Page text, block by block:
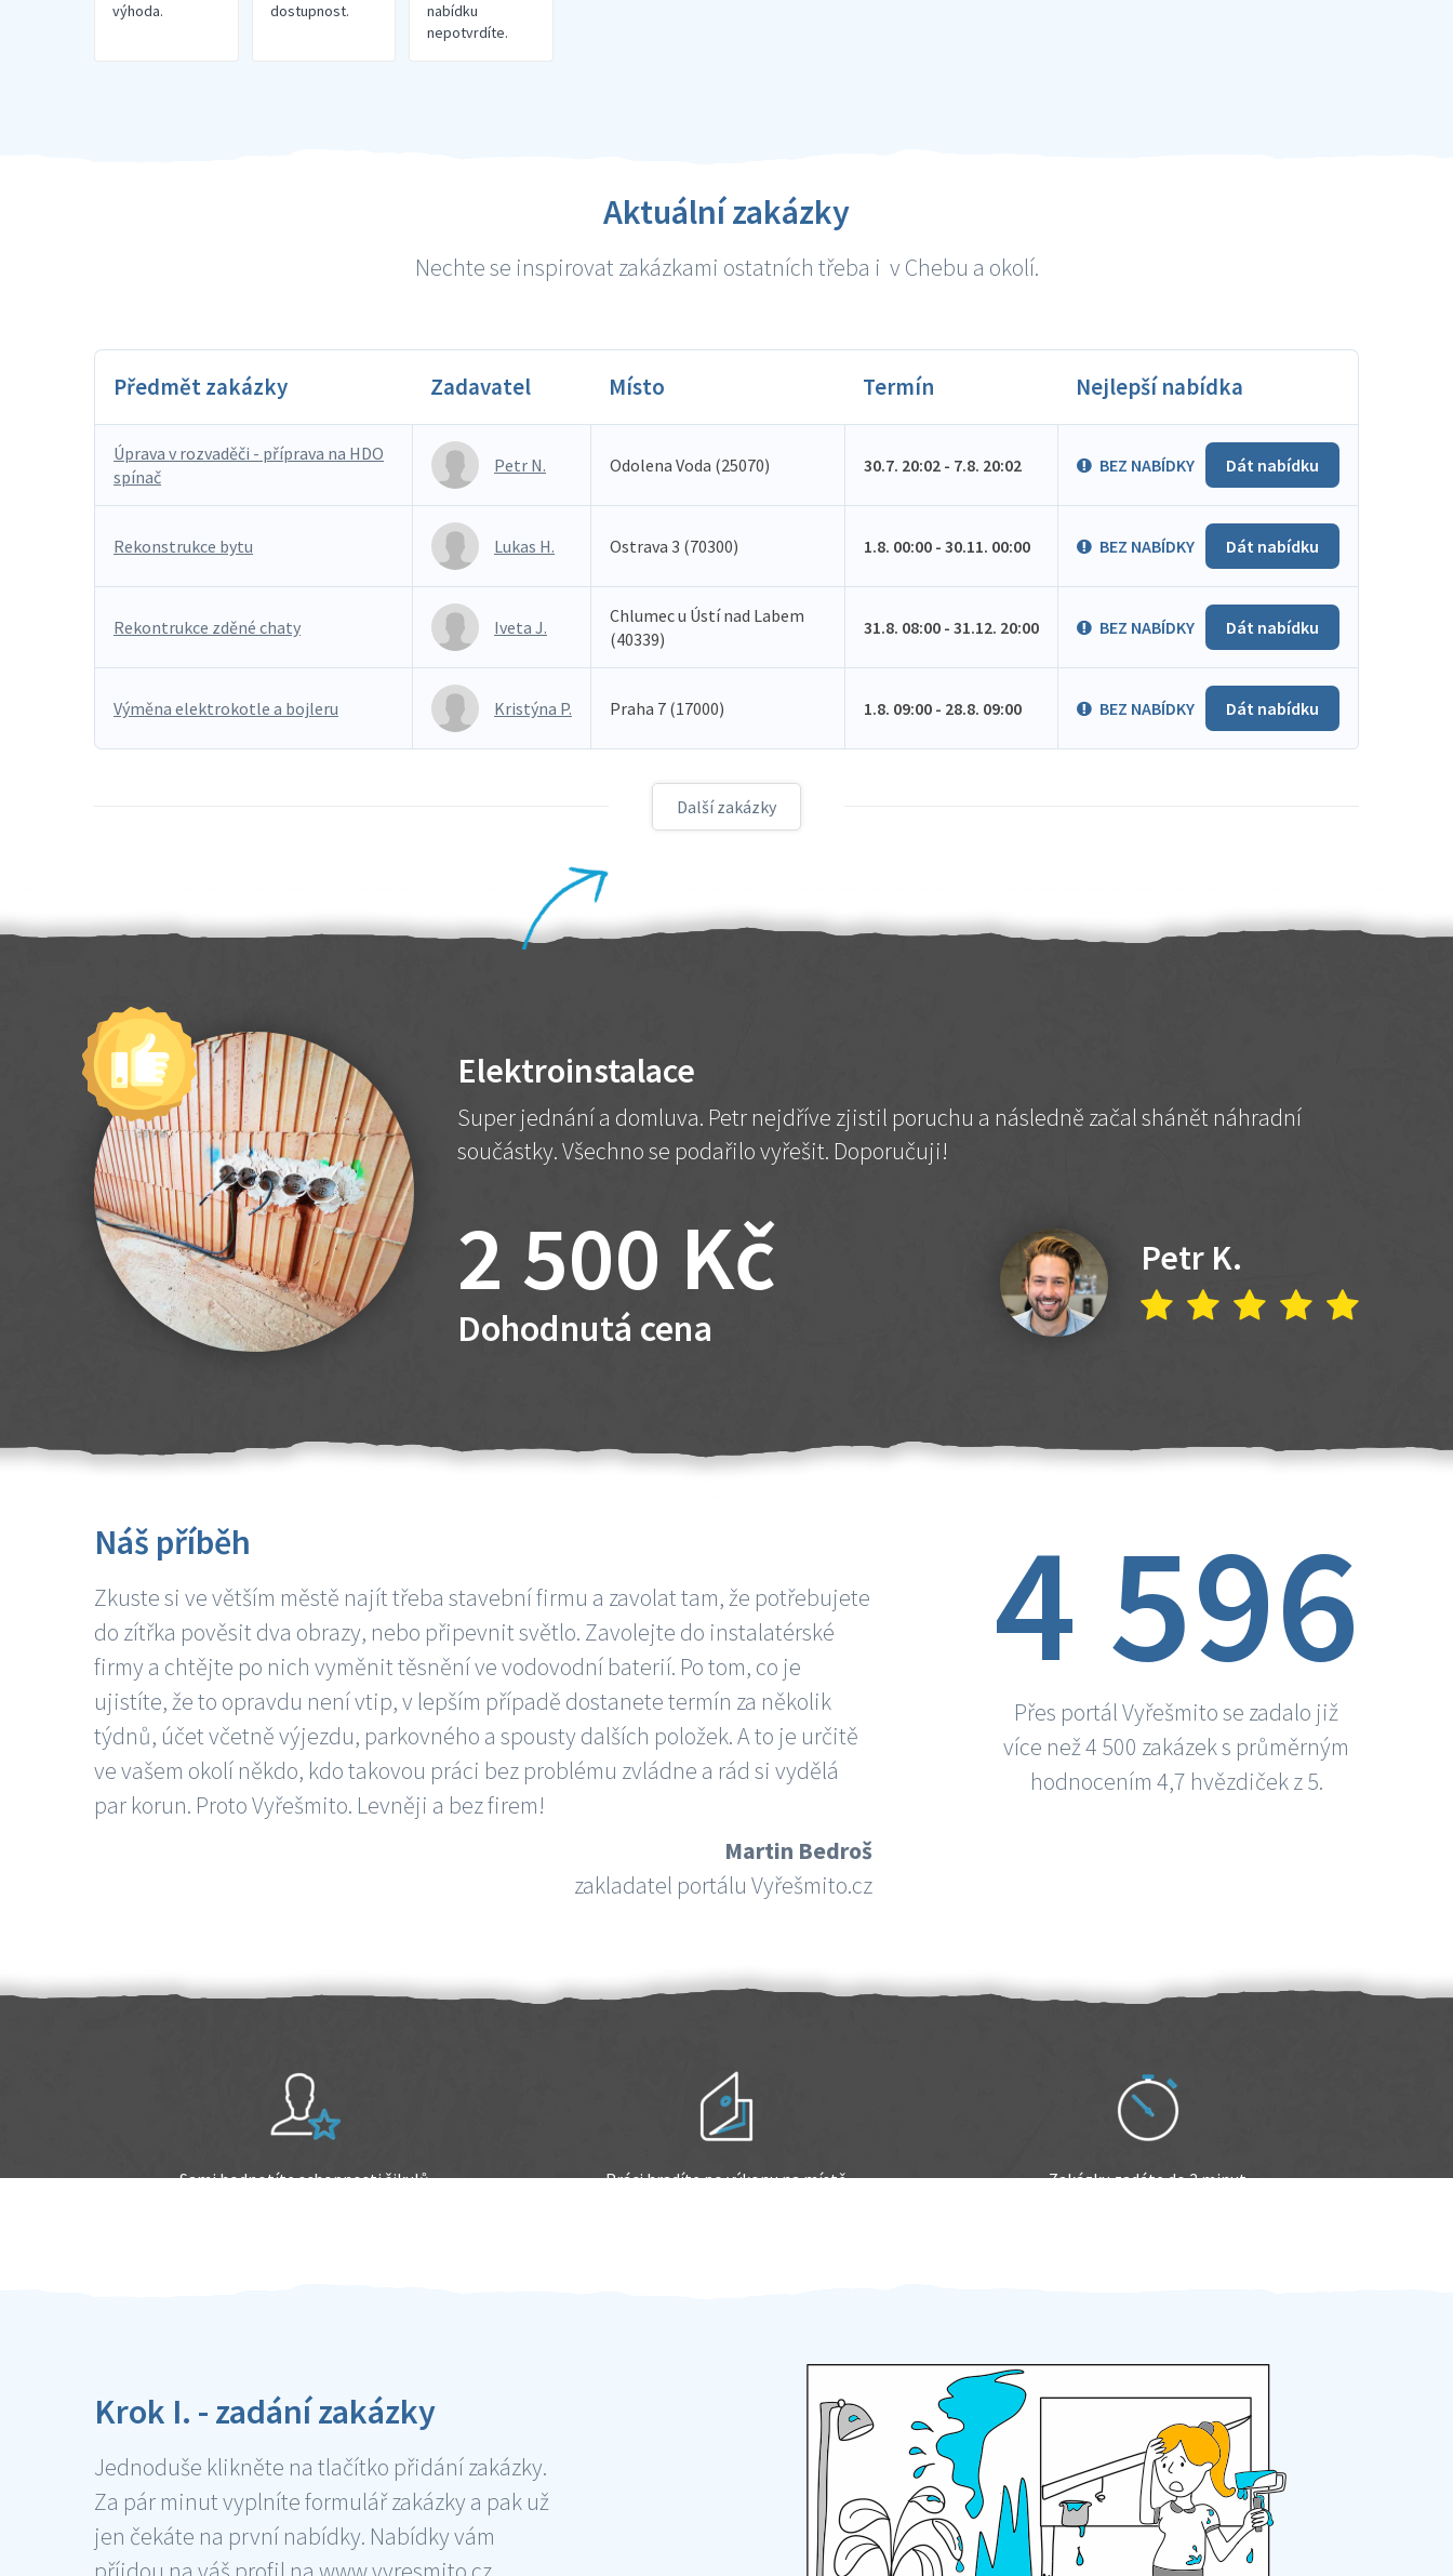
výhoda.
dostupnost.
nabídku
nepotvrdíte.
Aktuální zakázky
Nechte se inspirovat zakázkami ostatních třeba i v Chebu a okolí.
Předmět zakázky Zadavatel Místo Termín Nejlepší nabídka
Úprava v rozvaděči - příprava na HDO
spínač
Petr N. Odolena Voda (25070) 30.7. 20:02 - 7.8. 20:02 BEZ NABÍDKY Dát nabídku
Rekonstrukce bytu Lukas H. Ostrava 3 (70300) 1.8. 00:00 - 30.11. 00:00 BEZ NABÍDKY Dát nabídku
Rekontrukce zděné chaty Iveta J.
Chlumec u Ústí nad Labem
(40339)
31.8. 08:00 - 31.12. 20:00 BEZ NABÍDKY Dát nabídku
Výměna elektrokotle a bojleru Kristýna P. Praha 7 (17000) 1.8. 09:00 - 28.8. 09:00 BEZ NABÍDKY Dát nabídku
Další zakázky
Elektroinstalace
Super jednání a domluva. Petr nejdříve zjistil poruchu a následně začal shánět náhradní
součástky. Všechno se podařilo vyřešit. Doporučuji!
2 500 Kč
Dohodnutá cena
Petr K.
Náš příběh
Zkuste si ve větším městě najít třeba stavební firmu a zavolat tam, že potřebujete
do zítřka pověsit dva obrazy, nebo připevnit světlo. Zavolejte do instalatérské
firmy a chtějte po nich vyměnit těsnění ve vodovodní baterií. Po tom, co je
ujistíte, že to opravdu není vtip, v lepším případě dostanete termín za několik
týdnů, účet včetně výjezdu, parkovného a spousty dalších položek. A to je určitě
ve vašem okolí někdo, kdo takovou práci bez problému zvládne a rád si vydělá
par korun. Proto Vyřešmito. Levněji a bez firem!
Martin Bedroš
zakladatel portálu Vyřešmito.cz
4 596
Přes portál Vyřešmito se zadalo již
více než 4 500 zakázek s průměrným
hodnocením 4,7 hvězdiček z 5.
Sami hodnotíte schopnosti šikulů Práci hradíte po výkonu na místě Zakázku zadáte do 2 minut
Krok I. - zadání zakázky
Jednoduše klikněte na tlačítko přidání zakázky.
Za pár minut vyplníte formulář zakázky a pak už
jen čekáte na první nabídky. Nabídky vám